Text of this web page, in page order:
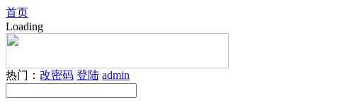
首页
Loading
热门： 改密码 登陆 admin